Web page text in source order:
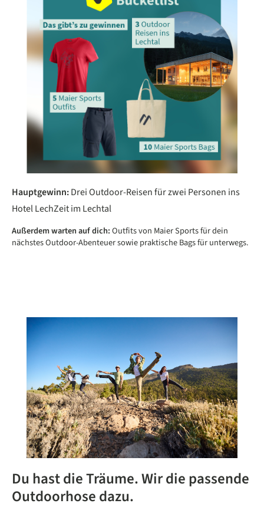
Hauptgewinn:Drei Outdoor-Reisen für zwei Personen ins
Hotel LechZeit im Lechtal
Außerdem warten auf dich:Outfits von Maier Sports für dein
nächstes Outdoor-Abenteuer sowie praktische Bags für unterwegs.
Du hast die Träume. Wir die passende
Outdoorhose dazu.